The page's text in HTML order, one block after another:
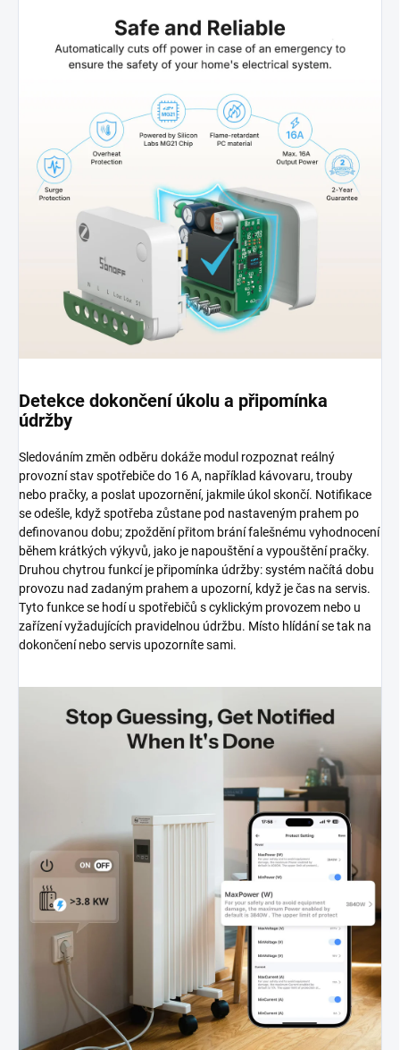
Detekce dokončení úkolu a připomínka
údržby
Sledováním změn odběru dokáže modul rozpoznat reálný
provozní stav spotřebiče do 16 A, například kávovaru, trouby
nebo pračky, a poslat upozornění, jakmile úkol skončí. Notifikace
se odešle, když spotřeba zůstane pod nastaveným prahem po
definovanou dobu; zpoždění přitom brání falešnému vyhodnocení
během krátkých výkyvů, jako je napouštění a vypouštění pračky.
Druhou chytrou funkcí je připomínka údržby: systém načítá dobu
provozu nad zadaným prahem a upozorní, když je čas na servis.
Tyto funkce se hodí u spotřebičů s cyklickým provozem nebo u
zařízení vyžadujících pravidelnou údržbu. Místo hlídání se tak na
dokončení nebo servis upozorníte sami.